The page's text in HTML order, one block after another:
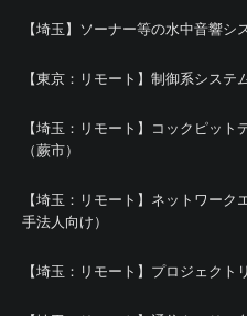
【埼玉】ソーナー等の水中音響シ
【東京：リモート】制御系システ
【埼玉：リモート】コックピッ
（蕨市）
【埼玉：リモート】ネットワー
手法人向け）
【埼玉：リモート】プロジェクト